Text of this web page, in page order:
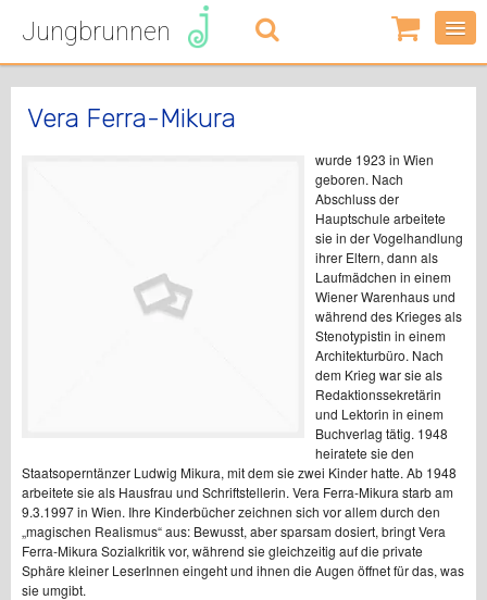
Jungbrunnen
0
Artikel
-
Vera Ferra-Mikura
wurde 1923 in Wien
geboren. Nach
Abschluss der
Hauptschule arbeitete
sie in der Vogelhandlung
ihrer Eltern, dann als
Laufmädchen in einem
Wiener Warenhaus und
während des Krieges als
Stenotypistin in einem
Architekturbüro. Nach
dem Krieg war sie als
Redaktionssekretärin
und Lektorin in einem
Buchverlag tätig. 1948
heiratete sie den
Staatsoperntänzer Ludwig Mikura, mit dem sie zwei Kinder hatte. Ab 1948
arbeitete sie als Hausfrau und Schriftstellerin. Vera Ferra-Mikura starb am
9.3.1997 in Wien. Ihre Kinderbücher zeichnen sich vor allem durch den
„magischen Realismus“ aus: Bewusst, aber sparsam dosiert, bringt Vera
Ferra-Mikura Sozialkritik vor, während sie gleichzeitig auf die private
Sphäre kleiner LeserInnen eingeht und ihnen die Augen öffnet für das, was
sie umgibt.